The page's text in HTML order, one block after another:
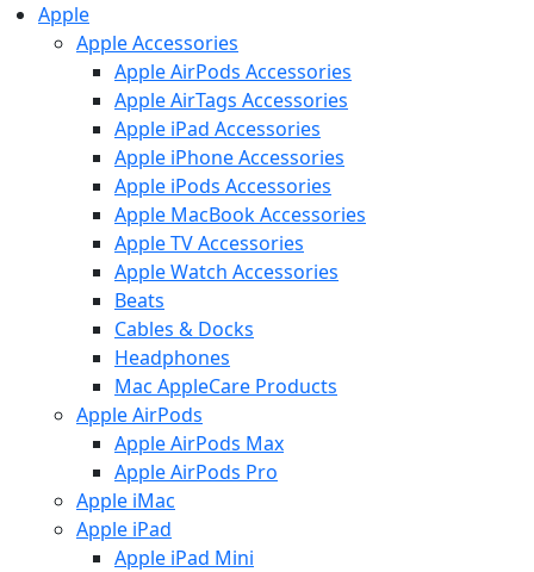
Apple
Apple Accessories
Apple AirPods Accessories
Apple AirTags Accessories
Apple iPad Accessories
Apple iPhone Accessories
Apple iPods Accessories
Apple MacBook Accessories
Apple TV Accessories
Apple Watch Accessories
Beats
Cables & Docks
Headphones
Mac AppleCare Products
Apple AirPods
Apple AirPods Max
Apple AirPods Pro
Apple iMac
Apple iPad
Apple iPad Mini